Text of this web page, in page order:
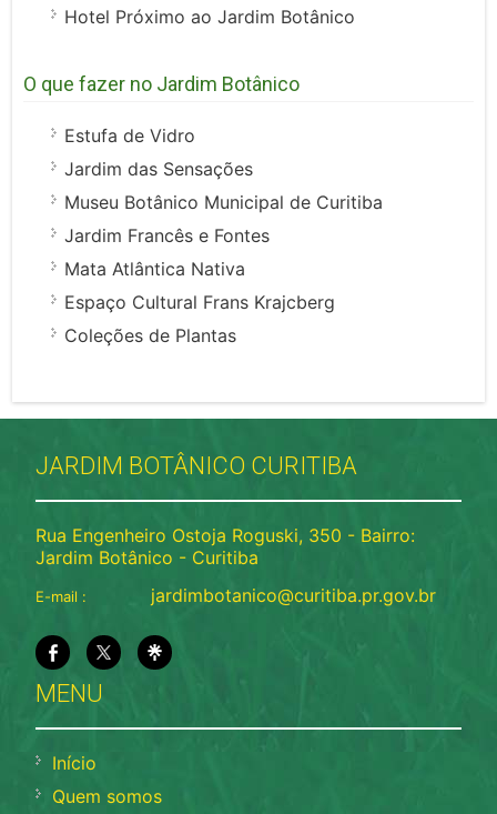
Hotel Próximo ao Jardim Botânico
O que fazer no Jardim Botânico
Estufa de Vidro
Jardim das Sensações
Museu Botânico Municipal de Curitiba
Jardim Francês e Fontes
Mata Atlântica Nativa
Espaço Cultural Frans Krajcberg
Coleções de Plantas
JARDIM BOTÂNICO CURITIBA
Rua Engenheiro Ostoja Roguski, 350 - Bairro:
Jardim Botânico - Curitiba
E-mail : jardimbotanico@curitiba.pr.gov.br
MENU
Início
Quem somos